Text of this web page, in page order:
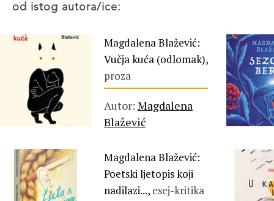
od istog autora/ice:
Magdalena Blažević:
Vučja kuća (odlomak),
proza
Autor: Magdalena
Blažević
Magdalena Blažević:
Poetski ljetopis koji
nadilazi..., esej-kritika